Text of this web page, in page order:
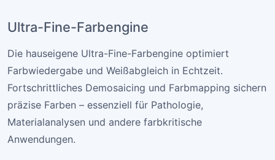
Ultra-Fine-Farbengine
Die hauseigene Ultra-Fine-Farbengine optimiert
Farbwiedergabe und Weißabgleich in Echtzeit.
Fortschrittliches Demosaicing und Farbmapping sichern
präzise Farben – essenziell für Pathologie,
Materialanalysen und andere farbkritische
Anwendungen.